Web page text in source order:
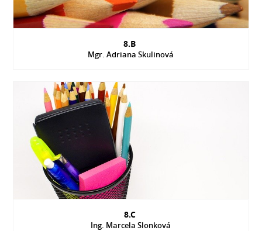
8.B
Mgr. Adriana Skulinová
8.C
Ing. Marcela Slonková